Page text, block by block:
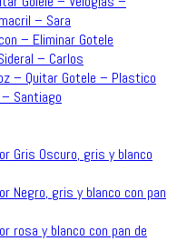
– Sara
– Eliminar Gotele
– Carlos
– Quitar Gotele – Plastico
Santiago
Gris Oscuro, gris y blanco
Negro, gris y blanco con pan
rosa y blanco con pan de